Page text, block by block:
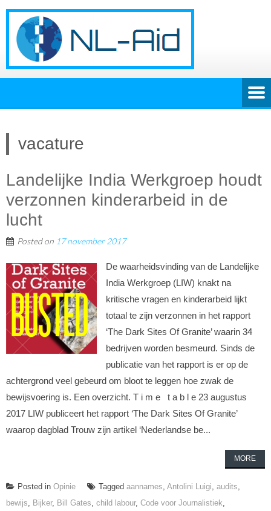
vacature
Landelijke India Werkgroep houdt
verzonnen kinderarbeid in de
lucht
Posted on 17 november 2017
De waarheidsvinding van de Landelijke
India Werkgroep (LIW) knakt na
kritische vragen en kinderarbeid lijkt
totaal te zijn verzonnen in het rapport
‘The Dark Sites Of Granite’ waarin 34
bedrijven worden besmeurd. Sinds de
publicatie van het rapport is er op de
achtergrond veel gebeurd om bloot te leggen hoe zwak de
bewijsvoering is. Een overzicht. T i m e t a b l e 23 augustus
2017 LIW publiceert het rapport ‘The Dark Sites Of Granite’
waarop dagblad Trouw zijn artikel ‘Nederlandse be...
MORE
Posted in Opinie Tagged aannames, Antolini Luigi, audits,
bewijs, Bijker, Bill Gates, child labour, Code voor Journalistiek,